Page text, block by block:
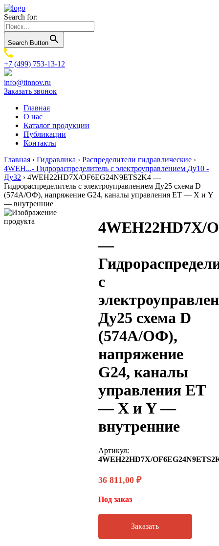
Search for:
Search Button
+7 (499) 753-13-12
info@tinnov.ru
Заказать звонок
Главная
О нас
Каталог продукции
Публикации
Контакты
Главная › Гидравлика › Распределители гидравлические ›
4WEH...- Гидрораспределитель с электроуправлением Ду10 -
Ду32 › 4WEH22HD7X/OF6EG24N9ETS2K4 —
Гидрораспределитель с электроуправлением Ду25 схема D
(574А/ОФ), напряжение G24, каналы управления ET — X и Y
— внутренние
4WEH22HD7X/
—
с
Ду25 схема D
(574А/ОФ),
напряжение
G24, каналы
управления ET
— X и Y —
внутренние
Артикул:
4WEH22HD7X/
36 811,00 ₽
Под заказ
Заказать